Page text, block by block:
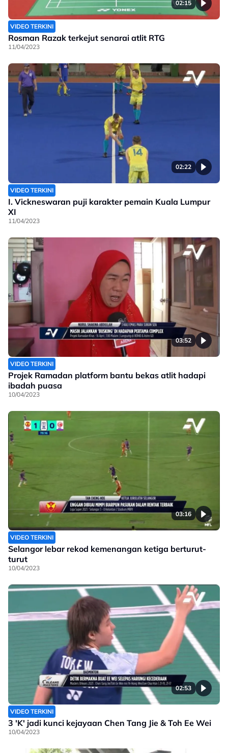
02:15
VIDEO TERKINI
Rosman Razak terkejut senarai atlit RTG
11/04/2023
02:22
VIDEO TERKINI
I. Vickneswaran puji karakter pemain Kuala Lumpur
XI
11/04/2023
03:52
VIDEO TERKINI
Projek Ramadan platform bantu bekas atlit hadapi
ibadah puasa
10/04/2023
03:16
VIDEO TERKINI
Selangor lebar rekod kemenangan ketiga berturut-
turut
10/04/2023
02:53
VIDEO TERKINI
3 'K' jadi kunci kejayaan Chen Tang Jie & Toh Ee Wei
10/04/2023